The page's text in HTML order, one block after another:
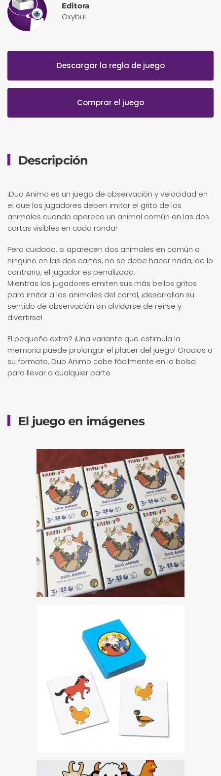
Editora
Oxybul
Descargar la regla de juego
Comprar el juego
Descripción
¡Duo Animo es un juego de observación y velocidad en
el que los jugadores deben imitar el grito de los
animales cuando aparece un animal común en las dos
cartas visibles en cada ronda!
Pero cuidado, si aparecen dos animales en común o
ninguno en las dos cartas, no se debe hacer nada, de lo
contrario, el jugador es penalizado.
Mientras los jugadores emiten sus más bellos gritos
para imitar a los animales del corral, ¡desarrollan su
sentido de observación sin olvidarse de reírse y
divertirse!
El pequeño extra? ¡Una variante que estimula la
memoria puede prolongar el placer del juego! Gracias a
su formato, Duo Animo cabe fácilmente en la bolsa
para llevar a cualquier parte
El juego en imágenes